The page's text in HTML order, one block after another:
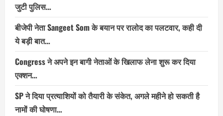
जुटी पुलिस…
बीजेपी नेता Sangeet Som के बयान पर रालोद का पलटवार, कही दी
ये बड़ी बात…
Congress ने अपने इन बागी नेताओं के खिलाफ लेना शुरू कर दिया
एक्शन…
SP ने दिया प्रत्याशियों को तैयारी के संकेत, अगले महीने हो सकती है
नामों की घोषणा…